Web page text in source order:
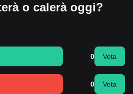
o calerà oggi?
0 Vota
0 Vota